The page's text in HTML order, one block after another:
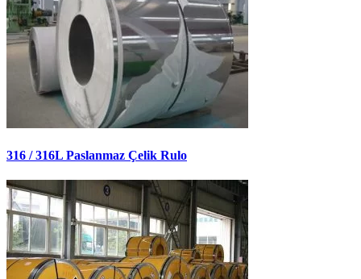
316 / 316L Paslanmaz Çelik Rulo